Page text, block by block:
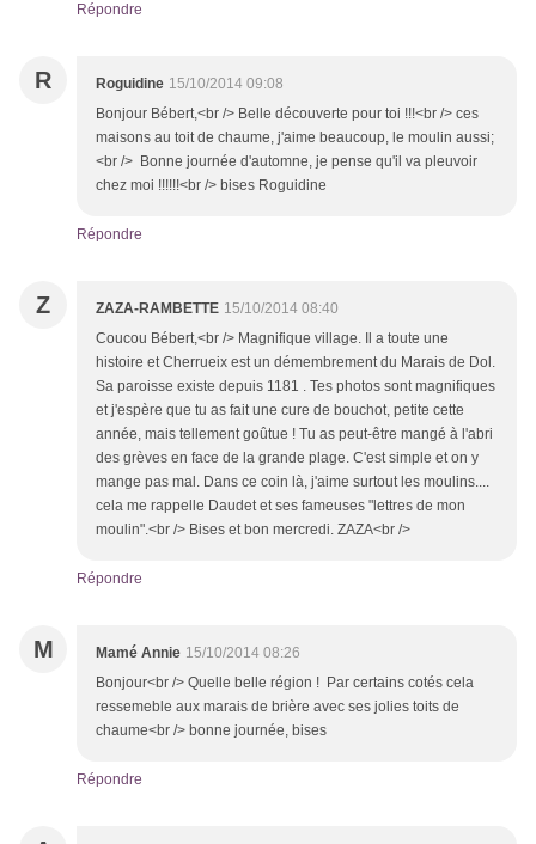
Répondre
R Roguidine 15/10/2014 09:08
Bonjour Bébert,<br /> Belle découverte pour toi !!!<br /> ces
maisons au toit de chaume, j'aime beaucoup, le moulin aussi;
<br /> Bonne journée d'automne, je pense qu'il va pleuvoir
chez moi !!!!!!<br /> bises Roguidine
Répondre
Z ZAZA-RAMBETTE 15/10/2014 08:40
Coucou Bébert,<br /> Magnifique village. Il a toute une
histoire et Cherrueix est un démembrement du Marais de Dol.
Sa paroisse existe depuis 1181 . Tes photos sont magnifiques
et j'espère que tu as fait une cure de bouchot, petite cette
année, mais tellement goûtue ! Tu as peut-être mangé à l'abri
des grèves en face de la grande plage. C'est simple et on y
mange pas mal. Dans ce coin là, j'aime surtout les moulins....
cela me rappelle Daudet et ses fameuses "lettres de mon
moulin".<br /> Bises et bon mercredi. ZAZA<br />
Répondre
M Mamé Annie 15/10/2014 08:26
Bonjour<br /> Quelle belle région ! Par certains cotés cela
ressemeble aux marais de brière avec ses jolies toits de
chaume<br /> bonne journée, bises
Répondre